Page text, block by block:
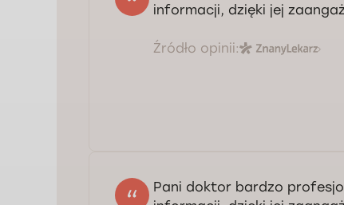
informacji, dzięki jej
Źródło opinii:
Kontrola jakości świadczonych
Pani doktor bardzo